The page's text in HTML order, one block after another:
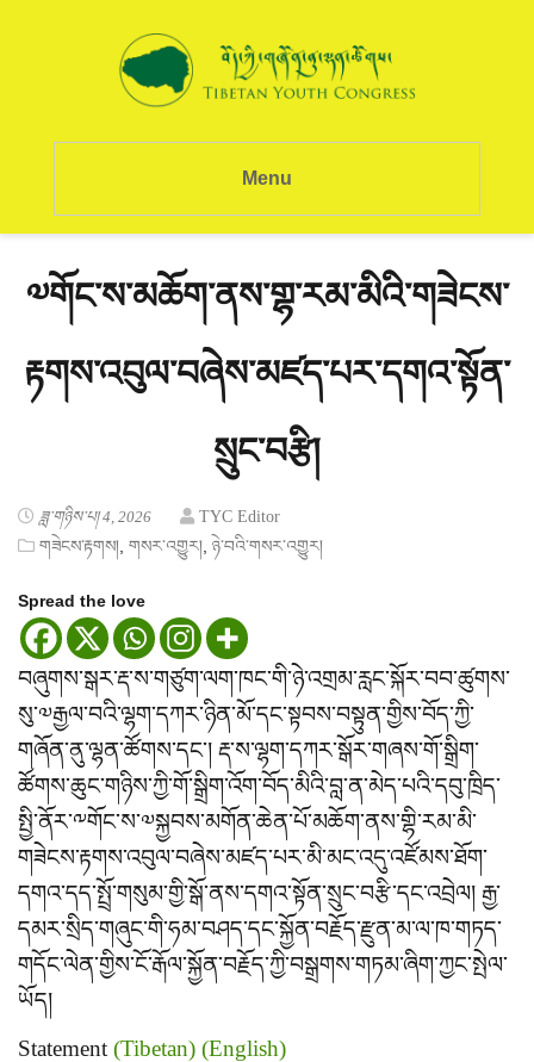
Menu
༧གོང་ས་མཆོག་ནས་གྷ་རམ་མིའི་གཟེངས་
རྟགས་འབུལ་བཞེས་མཛད་པར་དགའ་སྟོན་
སྲུང་བརྩི།
ཟླ་གཉིས་པ། 4, 2026
TYC Editor
གཟེངས་རྟགས། གསར་འགྱུར། ཉེ་བའི་གསར་འགྱུར།
Spread the love
བཞུགས་སྒར་རྡ་ས་གཙུག་ལག་ཁང་གི་ཉེ་འགྲམ་རླང་སྐོར་བབ་ཚུགས་
སུ་༧རྒྱལ་བའི་ལྷག་དཀར་ཉིན་མོ་དང་སྟབས་བསྟུན་གྱིས་བོད་ཀྱི་
གཞོན་ནུ་ལྷན་ཚོགས་དང་། རྡ་ས་ལྷག་དཀར་སྒོར་གཞས་གོ་སྒྲིག་
ཚོགས་ཆུང་གཉིས་ཀྱི་གོ་སྒྲིག་འོག་བོད་མིའི་བླ་ན་མེད་པའི་དབུ་ཁྲིད་
སྤྱི་ནོར་༸གོང་ས་༧སྐྱབས་མགོན་ཆེན་པོ་མཆོག་ནས་གྷི་རམ་མི་
གཟེངས་རྟགས་འབུལ་བཞེས་མཛད་པར་མི་མང་འདུ་འཛོམས་ཐོག་
དགའ་དད་སྤྲོ་གསུམ་གྱི་སྒོ་ནས་དགའ་སྟོན་སྲུང་བརྩི་དང་འབྲེལ། རྒྱ་
དམར་སྲིད་གཞུང་གི་ཧམ་བཤད་དང་སྐྱོན་བརྗོད་རྫུན་མ་ལ་ཁ་གཏད་
གདོང་ལེན་གྱིས་ངོ་རྒོལ་སྐྱོན་བརྗོད་ཀྱི་བསྒྲགས་གཏམ་ཞིག་ཀྱང་སྤེལ་
ཡོད།
Statement (Tibetan) (English)